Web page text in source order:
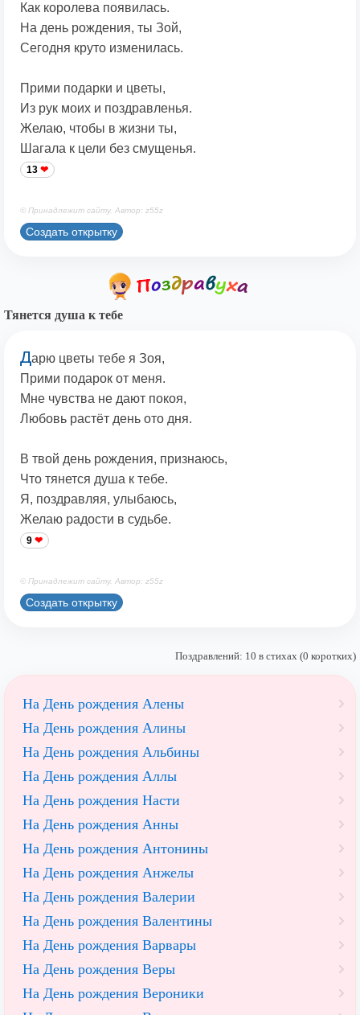
Как королева появилась.
На день рождения, ты Зой,
Сегодня круто изменилась.
Прими подарки и цветы,
Из рук моих и поздравленья.
Желаю, чтобы в жизни ты,
Шагала к цели без смущенья.
13
© Принадлежит сайту. Автор: z55z
Создать открытку
Тянется душа к тебе
Дарю цветы тебе я Зоя,
Прими подарок от меня.
Мне чувства не дают покоя,
Любовь растёт день ото дня.
В твой день рождения, признаюсь,
Что тянется душа к тебе.
Я, поздравляя, улыбаюсь,
Желаю радости в судьбе.
9
© Принадлежит сайту. Автор: z55z
Создать открытку
Поздравлений: 10 в стихах (0 коротких)
На День рождения Алены
На День рождения Алины
На День рождения Альбины
На День рождения Аллы
На День рождения Насти
На День рождения Анны
На День рождения Антонины
На День рождения Анжелы
На День рождения Валерии
На День рождения Валентины
На День рождения Варвары
На День рождения Веры
На День рождения Вероники